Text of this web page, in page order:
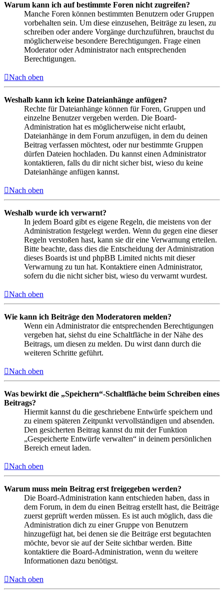
Warum kann ich auf bestimmte Foren nicht zugreifen?
Manche Foren können bestimmten Benutzern oder Gruppen
vorbehalten sein. Um diese einzusehen, Beiträge zu lesen, zu
schreiben oder andere Vorgänge durchzuführen, brauchst du
möglicherweise besondere Berechtigungen. Frage einen
Moderator oder Administrator nach entsprechenden
Berechtigungen.
Nach oben
Weshalb kann ich keine Dateianhänge anfügen?
Rechte für Dateianhänge können für Foren, Gruppen und
einzelne Benutzer vergeben werden. Die Board-
Administration hat es möglicherweise nicht erlaubt,
Dateianhänge in dem Forum anzufügen, in dem du deinen
Beitrag verfassen möchtest, oder nur bestimmte Gruppen
dürfen Dateien hochladen. Du kannst einen Administrator
kontaktieren, falls du dir nicht sicher bist, wieso du keine
Dateianhänge anfügen kannst.
Nach oben
Weshalb wurde ich verwarnt?
In jedem Board gibt es eigene Regeln, die meistens von der
Administration festgelegt werden. Wenn du gegen eine dieser
Regeln verstoßen hast, kann sie dir eine Verwarnung erteilen.
Bitte beachte, dass dies die Entscheidung der Administration
dieses Boards ist und phpBB Limited nichts mit dieser
Verwarnung zu tun hat. Kontaktiere einen Administrator,
sofern du die nicht sicher bist, wieso du verwarnt wurdest.
Nach oben
Wie kann ich Beiträge den Moderatoren melden?
Wenn ein Administrator die entsprechenden Berechtigungen
vergeben hat, siehst du eine Schaltfläche in der Nähe des
Beitrags, um diesen zu melden. Du wirst dann durch die
weiteren Schritte geführt.
Nach oben
Was bewirkt die „Speichern“-Schaltfläche beim Schreiben eines
Beitrags?
Hiermit kannst du die geschriebene Entwürfe speichern und
zu einem späteren Zeitpunkt vervollständigen und absenden.
Den gesicherten Beitrag kannst du mit der Funktion
„Gespeicherte Entwürfe verwalten“ in deinem persönlichen
Bereich erneut laden.
Nach oben
Warum muss mein Beitrag erst freigegeben werden?
Die Board-Administration kann entschieden haben, dass in
dem Forum, in dem du einen Beitrag erstellt hast, die Beiträge
zuerst geprüft werden müssen. Es ist auch möglich, dass die
Administration dich zu einer Gruppe von Benutzern
hinzugefügt hat, bei denen sie die Beiträge erst begutachten
möchte, bevor sie auf der Seite sichtbar werden. Bitte
kontaktiere die Board-Administration, wenn du weitere
Informationen dazu benötigst.
Nach oben